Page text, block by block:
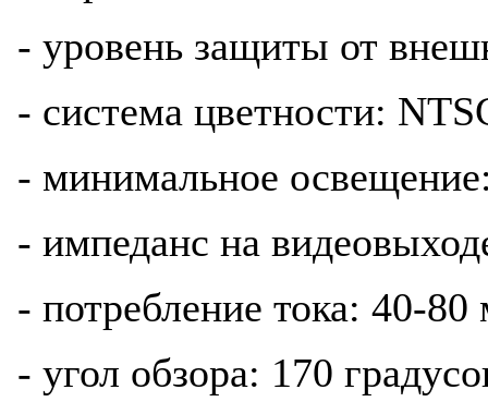
- уровень защиты от
- система цветности:
- минимальное
- импеданс на
- потребление тока: 40-
- угол обзора: 170